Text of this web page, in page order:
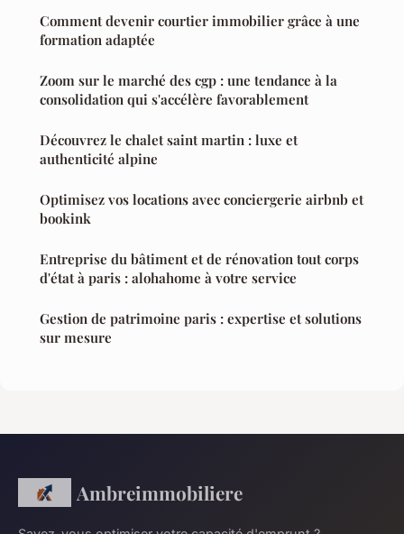
Comment devenir courtier immobilier grâce à une
formation adaptée
Zoom sur le marché des cgp : une tendance à la
consolidation qui s'accélère favorablement
Découvrez le chalet saint martin : luxe et
authenticité alpine
Optimisez vos locations avec conciergerie airbnb et
bookink
Entreprise du bâtiment et de rénovation tout corps
d'état à paris : alohahome à votre service
Gestion de patrimoine paris : expertise et solutions
sur mesure
Ambreimmobiliere